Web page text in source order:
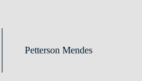
Petterson Mendes